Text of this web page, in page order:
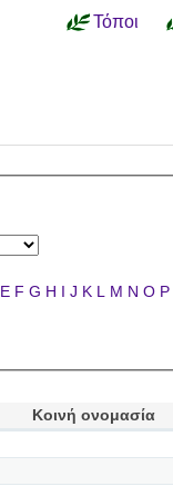
Τόποι
E F G H I J K L M N O P
Κοινή ονομασία